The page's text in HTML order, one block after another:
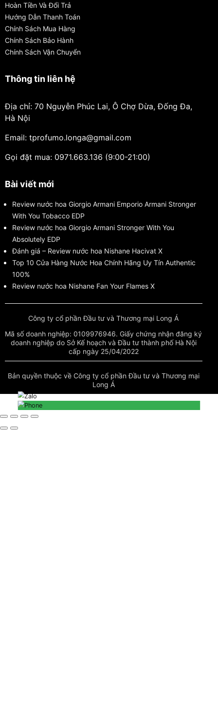
Hoàn Tiền Và Đổi Trả
Hướng Dẫn Thanh Toán
Chính Sách Mua Hàng
Chính Sách Bảo Hành
Chính Sách Vận Chuyển
Thông tin liên hệ
Địa chỉ: 70 Nguyễn Phúc Lai, Ô Chợ Dừa, Đống Đa,
Hà Nội
Email: tprofumo.longa@gmail.com
Gọi đặt mua: 0971.663.136 (9:00-21:00)
Bài viết mới
Review nước hoa Giorgio Armani Emporio Armani Stronger
With You Tobacco EDP
Review nước hoa Giorgio Armani Stronger With You
Absolutely EDP
Đánh giá – Review nước hoa Nishane Hacivat X
Top 10 Cửa Hàng Nước Hoa Chính Hãng Uy Tín Authentic
100%
Review nước hoa Nishane Fan Your Flames X
Công ty cổ phần Đầu tư và Thương mại Long Á
Mã số doanh nghiệp: 0109976946. Giấy chứng nhận đăng ký
doanh nghiệp do Sở Kế hoạch và Đầu tư thành phố Hà Nội
cấp ngày 25/04/2022
Bản quyền thuộc về Công ty cổ phần Đầu tư và Thương mại
Long Á